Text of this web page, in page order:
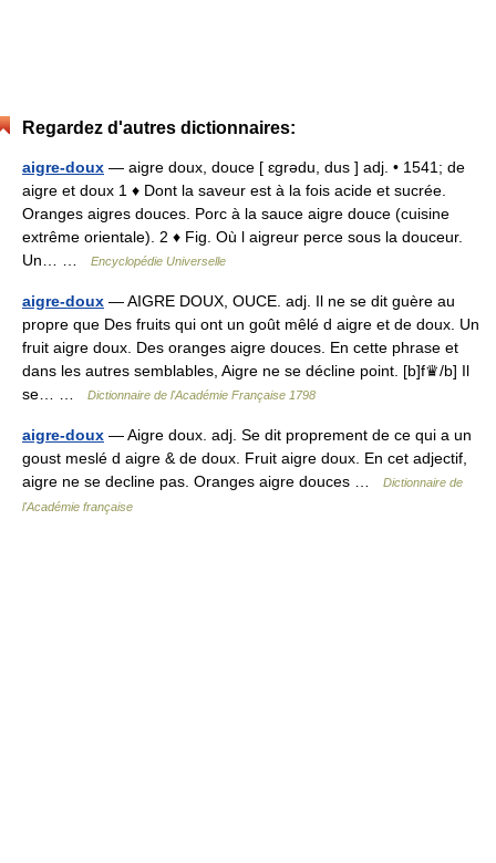
Regardez d'autres dictionnaires:
aigre-doux — aigre doux, douce [ ɛgrədu, dus ] adj. • 1541; de
aigre et doux 1 ♦ Dont la saveur est à la fois acide et sucrée.
Oranges aigres douces. Porc à la sauce aigre douce (cuisine
extrême orientale). 2 ♦ Fig. Où l aigreur perce sous la douceur.
Un… …
Encyclopédie Universelle
aigre-doux — AIGRE DOUX, OUCE. adj. Il ne se dit guère au
propre que Des fruits qui ont un goût mêlé d aigre et de doux. Un
fruit aigre doux. Des oranges aigre douces. En cette phrase et
dans les autres semblables, Aigre ne se décline point. [b]f♛/b] Il
se… …
Dictionnaire de l'Académie Française 1798
aigre-doux — Aigre doux. adj. Se dit proprement de ce qui a un
goust meslé d aigre & de doux. Fruit aigre doux. En cet adjectif,
aigre ne se decline pas. Oranges aigre douces …
Dictionnaire de
l'Académie française